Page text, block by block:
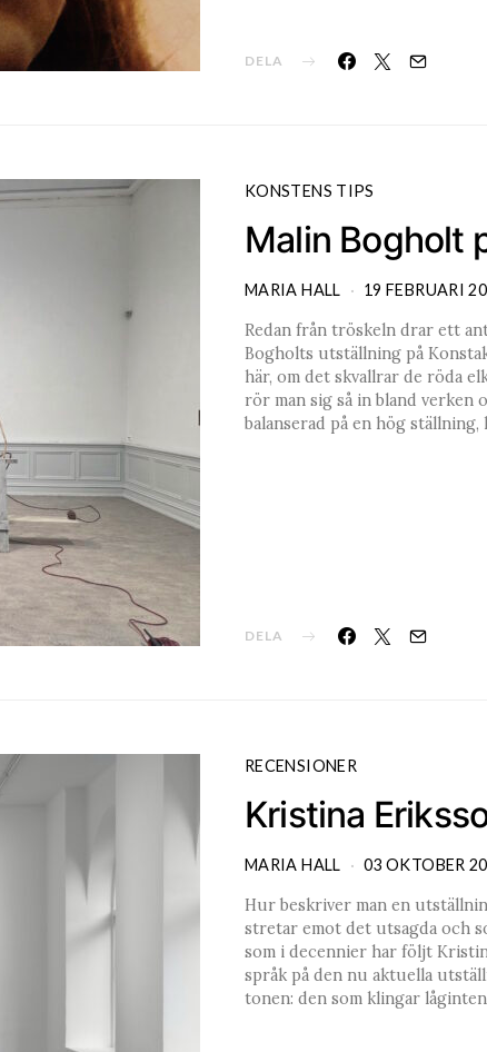
DELA
KONSTENS TIPS
Malin Bogholt
MARIA HALL 19 FEBRUARI
Redan från tröskeln drar ett
Bogholts utställning på
här, om det skvallrar de röda
rör man sig så in bland verken
balanserad på en hög ställning,
DELA
RECENSIONER
Kristina
MARIA HALL 03 OKTOBER
Hur beskriver man en
stretar emot det utsagda och
som i decennier har följt
språk på den nu aktuella
tonen: den som klingar